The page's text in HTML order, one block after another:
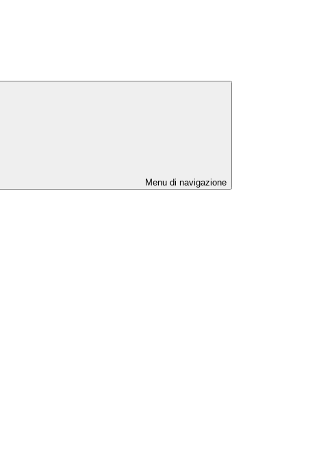
Menu di navigazione